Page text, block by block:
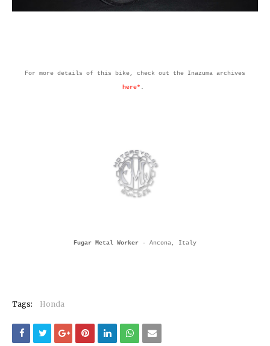
For more details of this bike, check out the Inazuma archives
here* .
Fugar Metal Worker - Ancona, Italy
Tags: Honda